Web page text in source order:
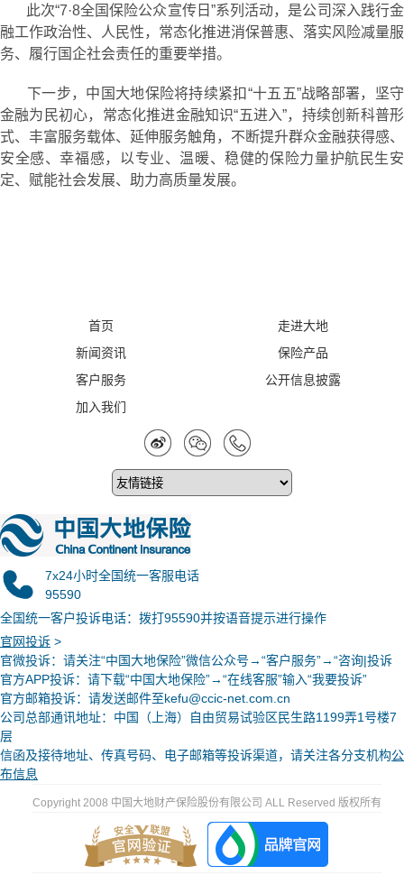
此次“7·8全国保险公众宣传日”系列活动，是公司深入践行金
融工作政治性、人民性，常态化推进消保普惠、落实风险减量服
务、履行国企社会责任的重要举措。
下一步，中国大地保险将持续紧扣“十五五”战略部署，坚守
金融为民初心，常态化推进金融知识“五进入”，持续创新科普形
式、丰富服务载体、延伸服务触角，不断提升群众金融获得感、
安全感、幸福感，以专业、温暖、稳健的保险力量护航民生安
定、赋能社会发展、助力高质量发展。
首页
走进大地
新闻资讯
保险产品
客户服务
公开信息披露
加入我们
7x24小时全国统一客服电话
95590
全国统一客户投诉电话：拨打95590并按语音提示进行操作
官网投诉 >
官微投诉：请关注“中国大地保险”微信公众号→“客户服务”→“咨询|投诉
官方APP投诉：请下载“中国大地保险”→“在线客服”输入“我要投诉”
官方邮箱投诉：请发送邮件至kefu@ccic-net.com.cn
公司总部通讯地址：中国（上海）自由贸易试验区民生路1199弄1号楼7
层
信函及接待地址、传真号码、电子邮箱等投诉渠道，请关注各分支机构公
布信息
Copyright 2008 中国大地财产保险股份有限公司 ALL Reserved 版权所有